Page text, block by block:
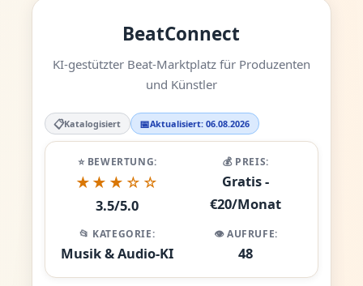
BeatConnect
KI-gestützter Beat-Marktplatz für Produzenten
und Künstler
📋Katalogisiert 📅Aktualisiert: 06.08.2026
⭐ BEWERTUNG:
★★★☆☆
3.5/5.0
💰 PREIS:
Gratis -
€20/Monat
📂 KATEGORIE:
Musik & Audio-KI
👁️ AUFRUFE:
48